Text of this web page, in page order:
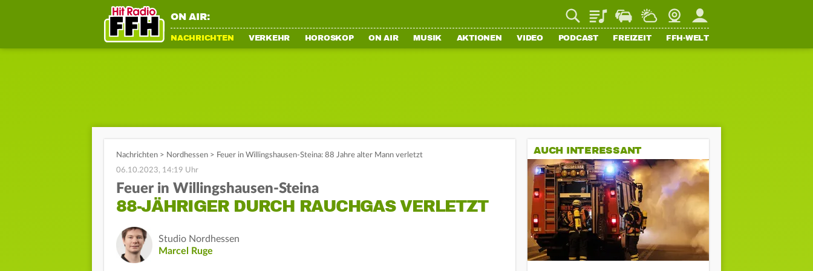
ON AIR: PlaylistStaupilotWetterWebcamMein FFH
NACHRICHTEN VERKEHR HOROSKOP ON AIR MUSIK AKTIONEN VIDEO PODCAST FREIZEIT FFH-WELT
Nachrichten > Nordhessen > Feuer in Willingshausen-Steina: 88 Jahre alter Mann verletzt
06.10.2023, 14:19 Uhr
Feuer in Willingshausen-Steina
88-JÄHRIGER DURCH RAUCHGAS VERLETZT
Studio Nordhessen
Marcel Ruge
AUCH INTERESSANT